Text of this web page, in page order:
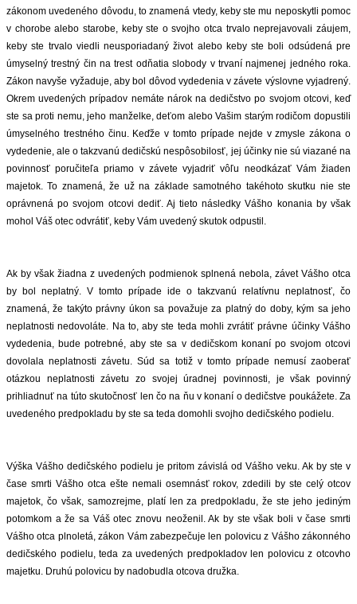
PRIPOMIENKY
zákonom uvedeného dôvodu, to znamená vtedy, keby ste mu neposkytli pomoc
v chorobe alebo starobe, keby ste o svojho otca trvalo neprejavovali záujem,
keby ste trvalo viedli neusporiadaný život alebo keby ste boli odsúdená pre
úmyselný trestný čin na trest odňatia slobody v trvaní najmenej jedného roka.
Zákon navyše vyžaduje, aby bol dôvod vydedenia v závete výslovne vyjadrený.
Okrem uvedených prípadov nemáte nárok na dedičstvo po svojom otcovi, keď
ste sa proti nemu, jeho manželke, deťom alebo Vašim starým rodičom dopustili
úmyselného trestného činu. Keďže v tomto prípade nejde v zmysle zákona o
vydedenie, ale o takzvanú dedičskú nespôsobilosť, jej účinky nie sú viazané na
povinnosť poručiteľa priamo v závete vyjadriť vôľu neodkázať Vám žiaden
majetok. To znamená, že už na základe samotného takéhoto skutku nie ste
oprávnená po svojom otcovi dediť. Aj tieto následky Vášho konania by však
mohol Váš otec odvrátiť, keby Vám uvedený skutok odpustil.
Ak by však žiadna z uvedených podmienok splnená nebola, závet Vášho otca
by bol neplatný. V tomto prípade ide o takzvanú relatívnu neplatnosť, čo
znamená, že takýto právny úkon sa považuje za platný do doby, kým sa jeho
neplatnosti nedovoláte. Na to, aby ste teda mohli zvrátiť právne účinky Vášho
vydedenia, bude potrebné, aby ste sa v dedičskom konaní po svojom otcovi
dovolala neplatnosti závetu. Súd sa totiž v tomto prípade nemusí zaoberať
otázkou neplatnosti závetu zo svojej úradnej povinnosti, je však povinný
prihliadnuť na túto skutočnosť len čo na ňu v konaní o dedičstve poukážete. Za
uvedeného predpokladu by ste sa teda domohli svojho dedičského podielu.
Výška Vášho dedičského podielu je pritom závislá od Vášho veku. Ak by ste v
čase smrti Vášho otca ešte nemali osemnásť rokov, zdedili by ste celý otcov
majetok, čo však, samozrejme, platí len za predpokladu, že ste jeho jediným
potomkom a že sa Váš otec znovu neoženil. Ak by ste však boli v čase smrti
Vášho otca plnoletá, zákon Vám zabezpečuje len polovicu z Vášho zákonného
dedičského podielu, teda za uvedených predpokladov len polovicu z otcovho
majetku. Druhú polovicu by nadobudla otcova družka.